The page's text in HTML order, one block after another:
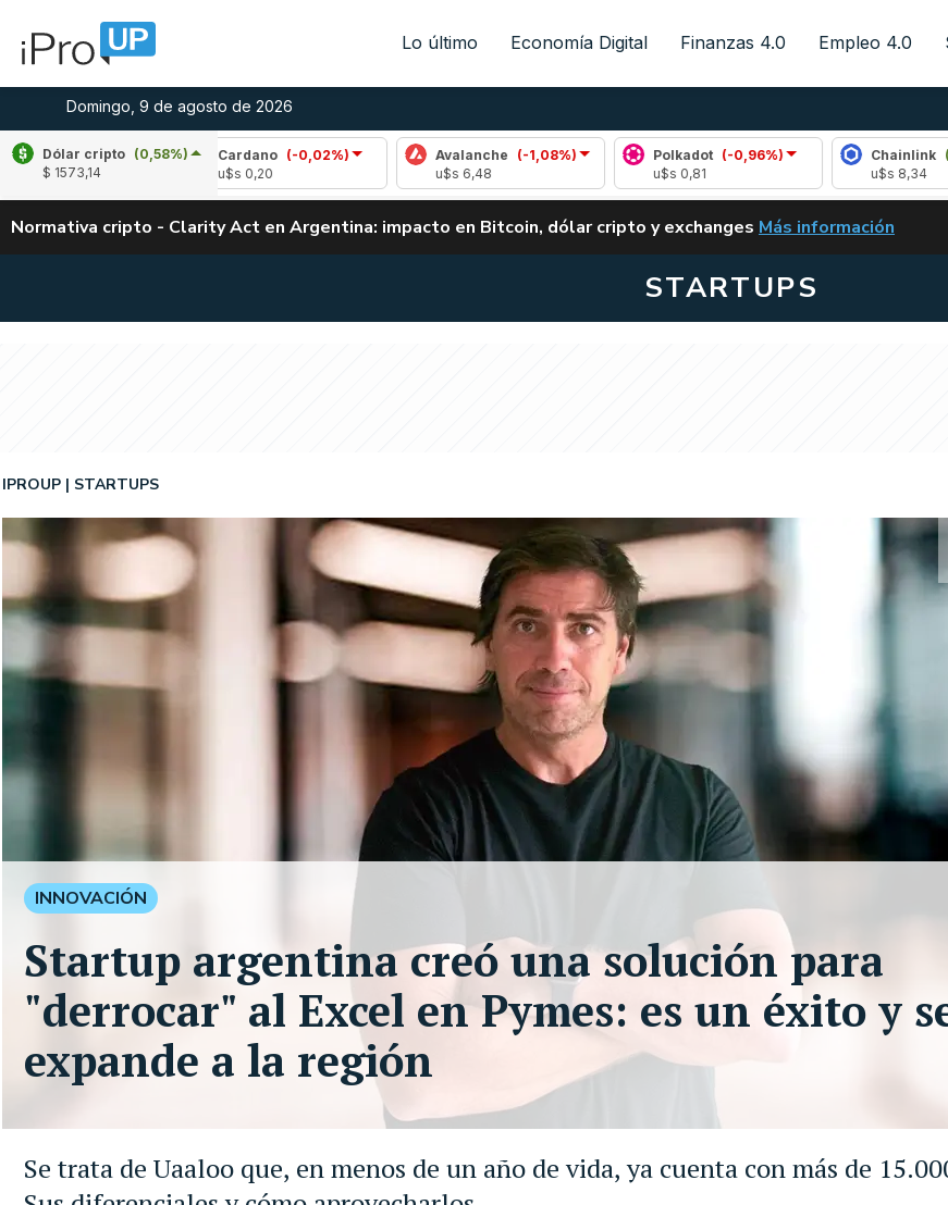
Lo último Economía Digital Finanzas 4.0 Empleo 4.0
Domingo, 9 de agosto de 2026
Dólar cripto (0,58%)
$ 1573,14
Cardano
(-0,02%)
Avalanche (-1,08%)
Polkadot
(-0,96%)
Chainlink
(0,49%)
Normativa cripto - Clarity Act en Argentina: impacto en Bitcoin, dólar cripto y exchanges CLARITY ACT EN
Más información
STARTUPS
Se trata de Uaaloo que, en menos de un año de vida, ya cuenta con más de
IPROUP STARTUPS
INNOVACIÓN
Startup argentina creó una solución para
"derrocar" al Excel en Pymes: es un éxito y
expande a la región